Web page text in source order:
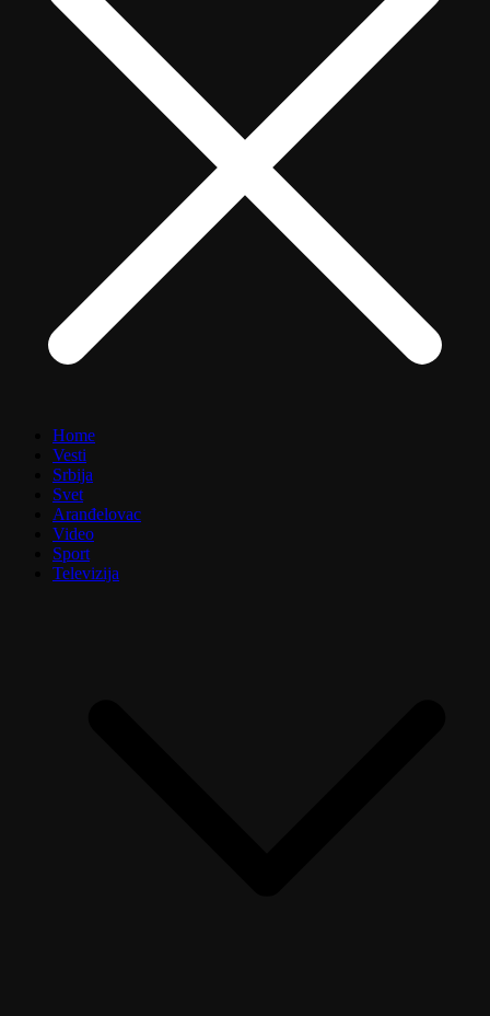
Home
Vesti
Srbija
Svet
Aranđelovac
Video
Sport
Televizija